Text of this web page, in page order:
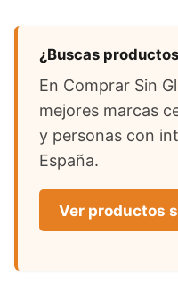
¿Buscas
En Comprar Sin
mejores marcas
y personas con
España.
Ver productos